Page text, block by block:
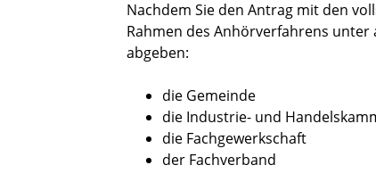
Nachdem Sie den Antrag mit den
Rahmen des Anhörverfahrens
abgeben:
die Gemeinde
die Industrie- und
die Fachgewerkschaft
der Fachverband